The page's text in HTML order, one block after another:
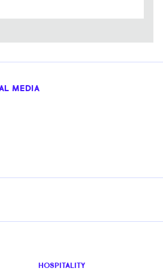
MEDIA
HOSPITALITY